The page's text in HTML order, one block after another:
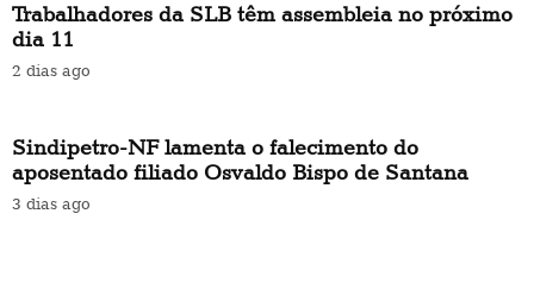
Trabalhadores da SLB têm assembleia no próximo
dia 11
2 dias ago
Sindipetro-NF lamenta o falecimento do
aposentado filiado Osvaldo Bispo de Santana
3 dias ago